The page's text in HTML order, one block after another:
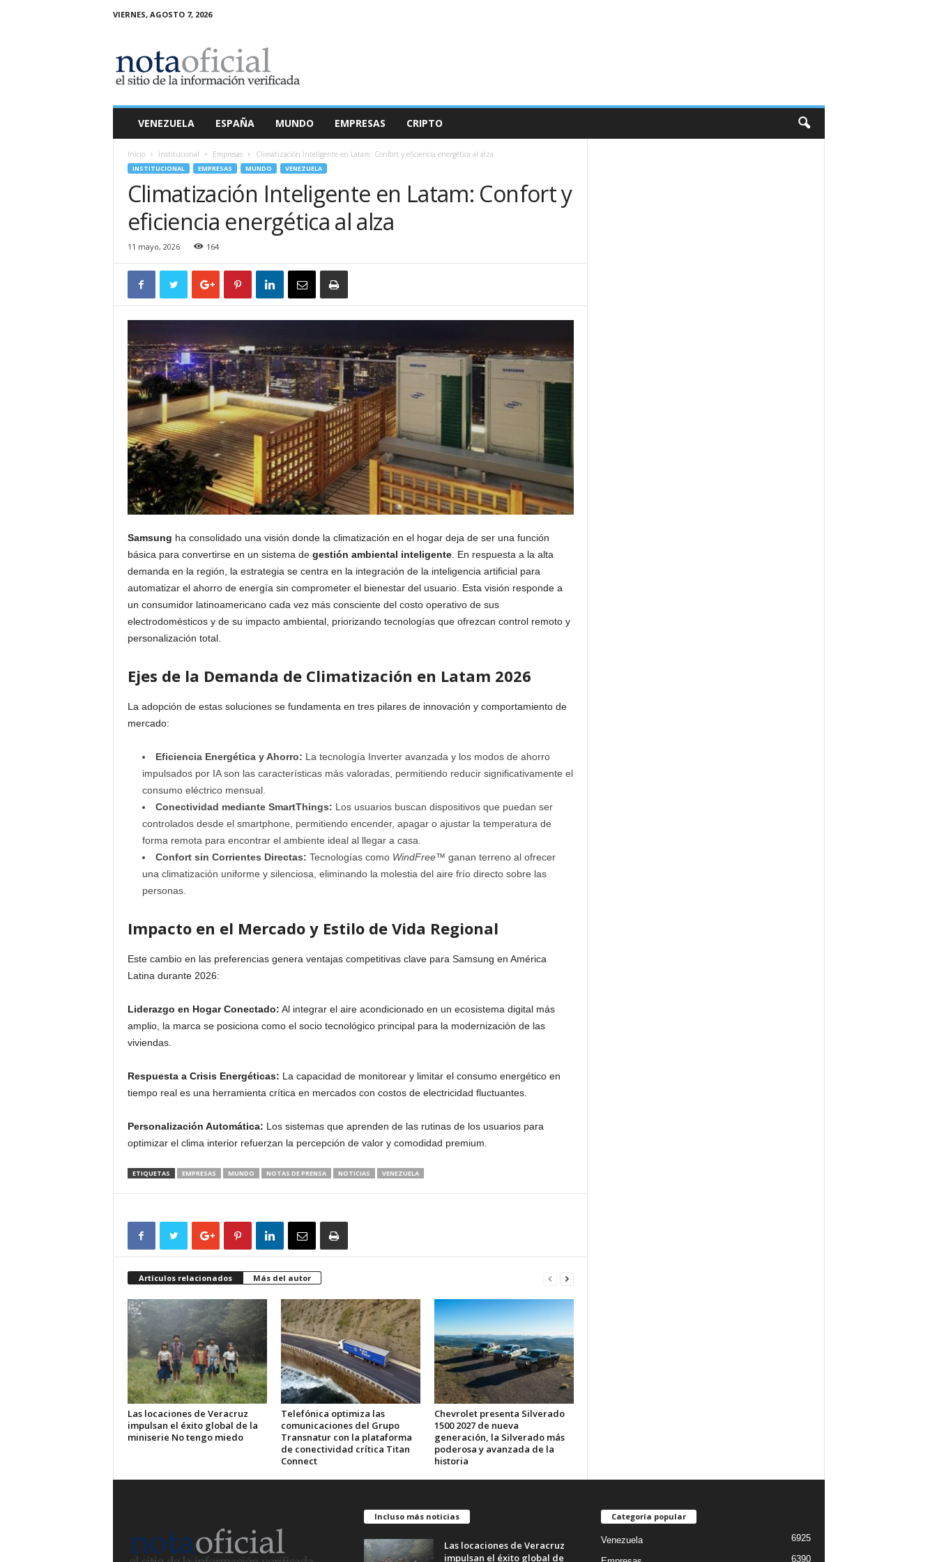
VIERNES, AGOSTO 7, 2026
a
O
VENEZUELA ESPAÑA MUNDO EMPRESAS CRIPTO
Inicio Institucional Empresas Climatización Inteligente en Latam: Confort y eficiencia energética al alza
INSTITUCIONAL EMPRESAS MUNDO VENEZUELA
Climatización Inteligente en Latam: Confort y
eficiencia energética al alza
11 mayo, 2026 164
Samsung ha consolidado una visión donde la climatización en el hogar deja de ser una función
básica para convertirse en un sistema de gestión ambiental inteligente. En respuesta a la alta
demanda en la región, la estrategia se centra en la integración de la inteligencia artificial para
automatizar el ahorro de energía sin comprometer el bienestar del usuario. Esta visión responde a
un consumidor latinoamericano cada vez más consciente del costo operativo de sus
electrodomésticos y de su impacto ambiental, priorizando tecnologías que ofrezcan control remoto y
personalización total.
Ejes de la Demanda de Climatización en Latam 2026
La adopción de estas soluciones se fundamenta en tres pilares de innovación y comportamiento de
mercado:
Eficiencia Energética y Ahorro: La tecnología Inverter avanzada y los modos de ahorro
impulsados por IA son las características más valoradas, permitiendo reducir significativamente el
consumo eléctrico mensual.
Conectividad mediante SmartThings: Los usuarios buscan dispositivos que puedan ser
controlados desde el smartphone, permitiendo encender, apagar o ajustar la temperatura de
forma remota para encontrar el ambiente ideal al llegar a casa.
Confort sin Corrientes Directas: Tecnologías como WindFree™ ganan terreno al ofrecer
una climatización uniforme y silenciosa, eliminando la molestia del aire frío directo sobre las
personas.
Impacto en el Mercado y Estilo de Vida Regional
Este cambio en las preferencias genera ventajas competitivas clave para Samsung en América
Latina durante 2026:
Liderazgo en Hogar Conectado: Al integrar el aire acondicionado en un ecosistema digital más
amplio, la marca se posiciona como el socio tecnológico principal para la modernización de las
viviendas.
Respuesta a Crisis Energéticas: La capacidad de monitorear y limitar el consumo energético en
tiempo real es una herramienta crítica en mercados con costos de electricidad fluctuantes.
Personalización Automática: Los sistemas que aprenden de las rutinas de los usuarios para
optimizar el clima interior refuerzan la percepción de valor y comodidad premium.
ETIQUETAS EMPRESAS MUNDO NOTAS DE PRENSA NOTICIAS VENEZUELA
Artículos relacionados Más del autor
Las locaciones de Veracruz
impulsan el éxito global de la
miniserie No tengo miedo
Telefónica optimiza las
comunicaciones del Grupo
Transnatur con la plataforma
de conectividad crítica Titan
Connect
Chevrolet presenta Silverado
1500 2027 de nueva
generación, la Silverado más
poderosa y avanzada de la
historia
Incluso más noticias
Las locaciones de Veracruz
impulsan el éxito global de
Categoría popular
Venezuela 6925
6390